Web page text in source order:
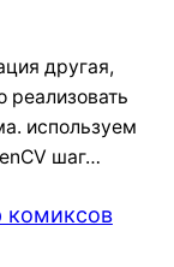
другая,
реализовать
используем
шаг…
комиксов